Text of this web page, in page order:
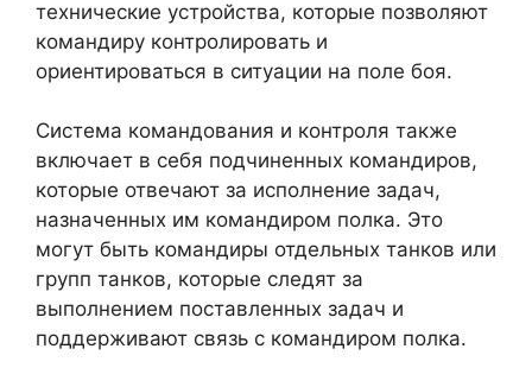
технические устройства, которые позволяют
командиру контролировать и
ориентироваться в ситуации на поле боя.
Система командования и контроля также
включает в себя подчиненных командиров,
которые отвечают за исполнение задач,
назначенных им командиром полка. Это
могут быть командиры отдельных танков или
групп танков, которые следят за
выполнением поставленных задач и
поддерживают связь с командиром полка.